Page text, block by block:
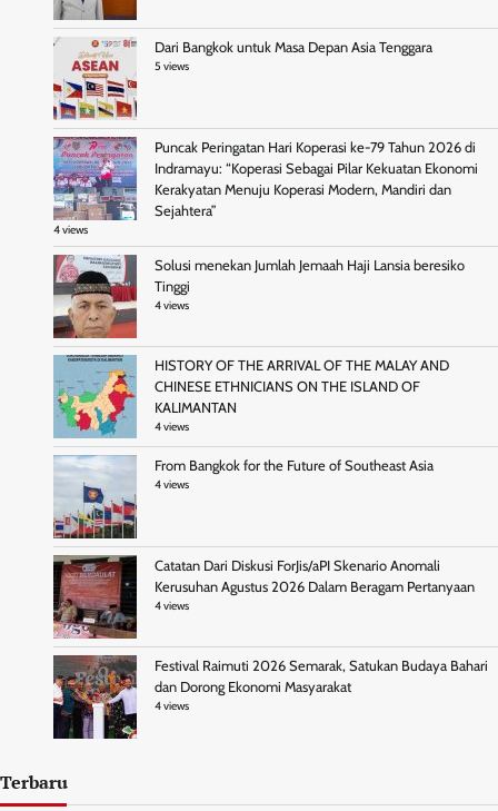
Dari Bangkok untuk Masa Depan Asia Tenggara
5 views
Puncak Peringatan Hari Koperasi ke-79 Tahun 2026 di
Indramayu: “Koperasi Sebagai Pilar Kekuatan Ekonomi
Kerakyatan Menuju Koperasi Modern, Mandiri dan
Sejahtera”
4 views
Solusi menekan Jumlah Jemaah Haji Lansia beresiko
Tinggi
4 views
HISTORY OF THE ARRIVAL OF THE MALAY AND
CHINESE ETHNICIANS ON THE ISLAND OF
KALIMANTAN
4 views
From Bangkok for the Future of Southeast Asia
4 views
Catatan Dari Diskusi ForJis/aPI Skenario Anomali
Kerusuhan Agustus 2026 Dalam Beragam Pertanyaan
4 views
Festival Raimuti 2026 Semarak, Satukan Budaya Bahari
dan Dorong Ekonomi Masyarakat
4 views
Terbaru